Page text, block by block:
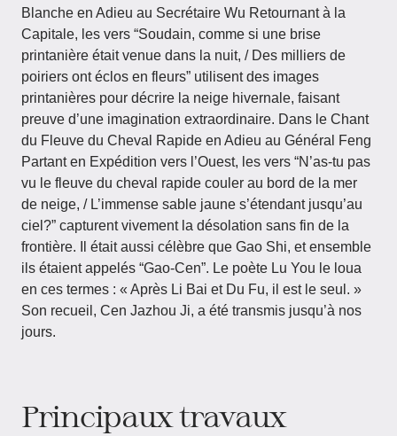
Blanche en Adieu au Secrétaire Wu Retournant à la
Capitale, les vers “Soudain, comme si une brise
printanière était venue dans la nuit, / Des milliers de
poiriers ont éclos en fleurs” utilisent des images
printanières pour décrire la neige hivernale, faisant
preuve d’une imagination extraordinaire. Dans le Chant
du Fleuve du Cheval Rapide en Adieu au Général Feng
Partant en Expédition vers l’Ouest, les vers “N’as-tu pas
vu le fleuve du cheval rapide couler au bord de la mer
de neige, / L’immense sable jaune s’étendant jusqu’au
ciel?” capturent vivement la désolation sans fin de la
frontière. Il était aussi célèbre que Gao Shi, et ensemble
ils étaient appelés “Gao-Cen”. Le poète Lu You le loua
en ces termes : « Après Li Bai et Du Fu, il est le seul. »
Son recueil, Cen Jazhou Ji, a été transmis jusqu’à nos
jours.
Principaux travaux